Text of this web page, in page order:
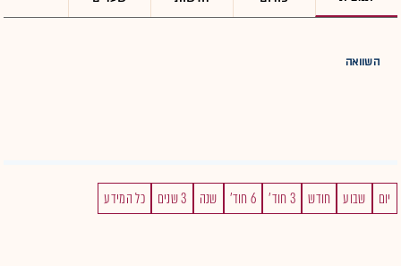
השוואה
יום שבוע חודש 3 חוד' 6 חוד' שנה 3 שנים כל המידע